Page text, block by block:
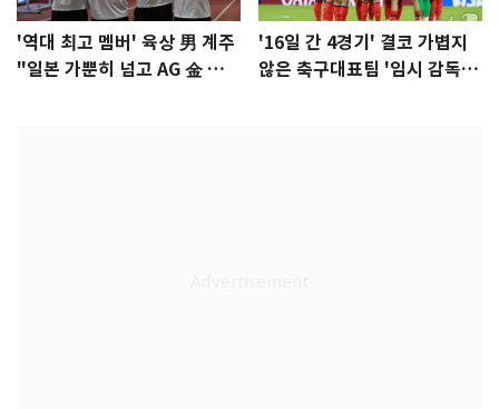
'역대 최고 멤버' 육상 男 계주
"일본 가뿐히 넘고 AG 金 따겠
'16일 간 4경기' 결코 가볍지
않은 축구대표팀 '임시 감독'